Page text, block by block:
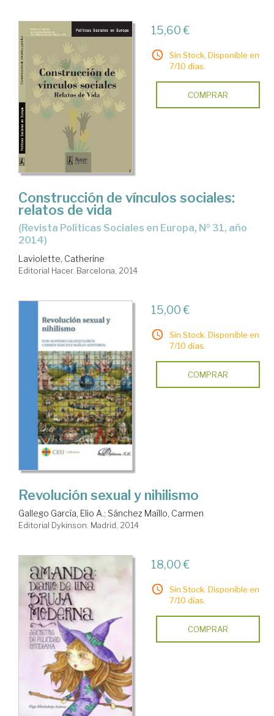
15,60 €
Sin Stock. Disponible en
7/10 días.
COMPRAR
Construcción de vínculos sociales:
relatos de vida
(Revista Políticas Sociales en Europa, Nº 31, año
2014)
Laviolette, Catherine
Editorial Hacer. Barcelona, 2014
15,00 €
Sin Stock. Disponible en
7/10 días.
COMPRAR
Revolución sexual y nihilismo
Gallego García, Elio A.; Sánchez Maíllo, Carmen
Editorial Dykinson. Madrid, 2014
18,00 €
Sin Stock. Disponible en
7/10 días.
COMPRAR